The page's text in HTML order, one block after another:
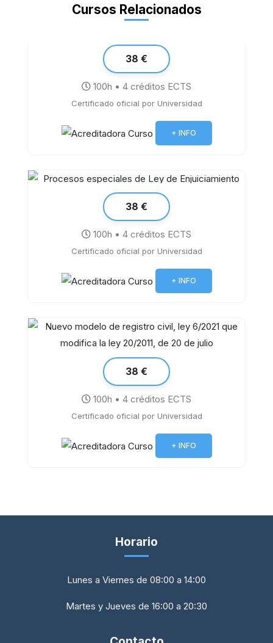
Cursos Relacionados
Word 2019
38 €
100h • 4 créditos ECTS
Certificado oficial por Universidad
+ INFO
Enjuiciamiento Civil
38 €
100h • 4 créditos ECTS
Certificado oficial por Universidad
+ INFO
Nuevo modelo de registro civil, ley
20 de julio
38 €
100h • 4 créditos ECTS
Certificado oficial por Universidad
+ INFO
Horario
Lunes a Viernes de 08:00 a 14:00
Martes y Jueves de 16:00 a 20:30